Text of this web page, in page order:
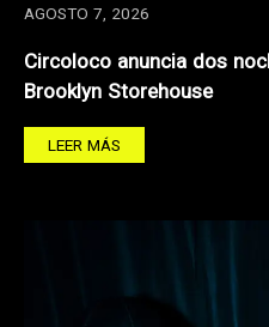
AGOSTO 7, 2026
Circoloco anuncia dos
Brooklyn Storehouse
LEER MÁS